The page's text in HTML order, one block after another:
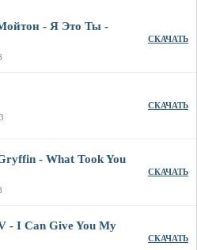
- Я Это Ты -
СКАЧАТЬ
СКАЧАТЬ
- What Took You
СКАЧАТЬ
- I Can Give You My
СКАЧАТЬ